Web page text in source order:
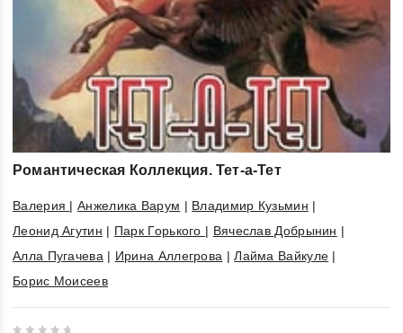
Романтическая Коллекция. Тет-а-Тет
Валерия |Анжелика Варум | Владимир Кузьмин |
Леонид Агутин | Парк Горького | Вячеслав Добрынин |
Алла Пугачева | Ирина Аллегрова |Лайма Вайкуле |
Борис Моисеев